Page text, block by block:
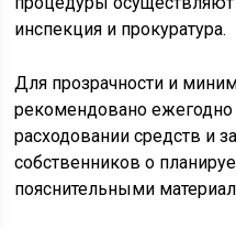
инспекция и прокуратура.
Для прозрачности и
рекомендовано ежегодно
расходовании средств и
собственников о
пояснительными